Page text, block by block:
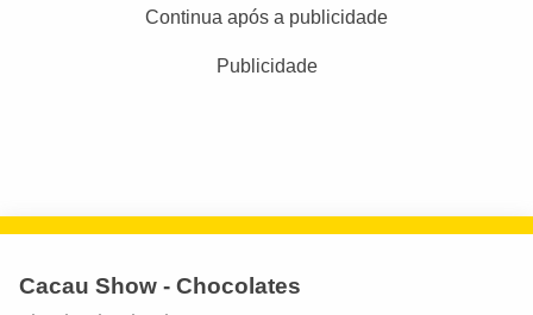
Continua após a publicidade
Publicidade
Cacau Show - Chocolates